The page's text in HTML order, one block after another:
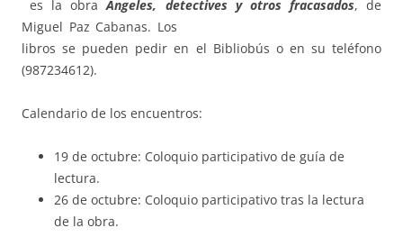
es la obra Ángeles, detectives y otros fracasados, de
Miguel Paz Cabanas. Los
libros se pueden pedir en el Bibliobús o en su teléfono
(987234612).
Calendario de los encuentros:
19 de octubre: Coloquio participativo de guía de
lectura.
26 de octubre: Coloquio participativo tras la lectura
de la obra.